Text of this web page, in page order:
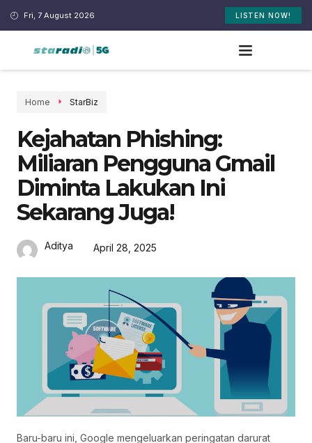
Fri, 7 August 2026 LISTEN NOW!
Home StarBiz
Kejahatan Phishing:
Miliaran Pengguna Gmail
Diminta Lakukan Ini
Sekarang Juga!
Aditya April 28, 2025
Baru-baru ini, Google mengeluarkan peringatan darurat